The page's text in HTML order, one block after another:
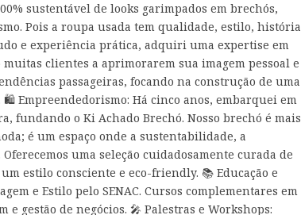
sustentável de looks garimpados em brechós,
Pois a roupa usada tem qualidade, estilo, história
e experiência prática, adquiri uma expertise em
clientes a aprimorarem sua imagem pessoal e
passageiras, focando na construção de uma
Empreendedorismo: Há cinco anos, embarquei em
fundando o Ki Achado Brechó. Nosso brechó é mais
é um espaço onde a sustentabilidade, a
uma seleção cuidadosamente curada de
estilo consciente e eco-friendly. 📚 Educação e
e Estilo pelo SENAC. Cursos complementares em
gestão de negócios. 🎤 Palestras e Workshops: